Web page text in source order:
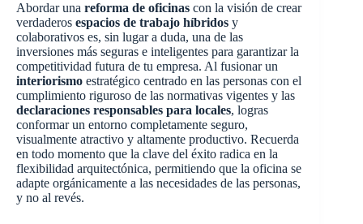
Abordar una reforma de oficinas con la visión de crear
verdaderos espacios de trabajo híbridos y
colaborativos es, sin lugar a duda, una de las
inversiones más seguras e inteligentes para garantizar la
competitividad futura de tu empresa. Al fusionar un
interiorismo estratégico centrado en las personas con el
cumplimiento riguroso de las normativas vigentes y las
declaraciones responsables para locales, logras
conformar un entorno completamente seguro,
visualmente atractivo y altamente productivo. Recuerda
en todo momento que la clave del éxito radica en la
flexibilidad arquitectónica, permitiendo que la oficina se
adapte orgánicamente a las necesidades de las personas,
y no al revés.